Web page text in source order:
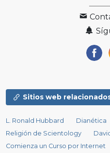
Sitios web
L. Ronald Hubbard Dianética
Religión de Scientology
Comienza un Curso por Internet